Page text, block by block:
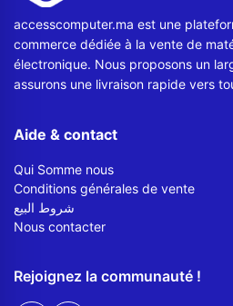
accesscomputer.ma est une
commerce dédiée à la vente de
électronique. Nous proposons un
assurons une livraison rapide vers
Aide & contact
Qui Somme nous
Conditions générales de vente
شروط البيع
Nous contacter
Rejoignez la communauté !